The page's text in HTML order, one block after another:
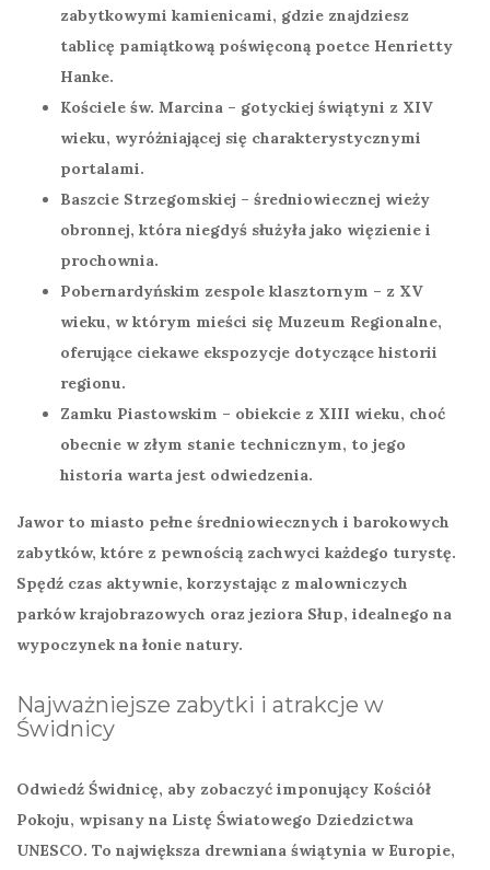
zabytkowymi kamienicami, gdzie znajdziesz
tablicę pamiątkową poświęconą poetce Henrietty
Hanke.
Kościele św. Marcina – gotyckiej świątyni z XIV
wieku, wyróżniającej się charakterystycznymi
portalami.
Baszcie Strzegomskiej – średniowiecznej wieży
obronnej, która niegdyś służyła jako więzienie i
prochownia.
Pobernardyńskim zespole klasztornym – z XV
wieku, w którym mieści się Muzeum Regionalne,
oferujące ciekawe ekspozycje dotyczące historii
regionu.
Zamku Piastowskim – obiekcie z XIII wieku, choć
obecnie w złym stanie technicznym, to jego
historia warta jest odwiedzenia.
Jawor to miasto pełne średniowiecznych i barokowych
zabytków, które z pewnością zachwyci każdego turystę.
Spędź czas aktywnie, korzystając z malowniczych
parków krajobrazowych oraz jeziora Słup, idealnego na
wypoczynek na łonie natury.
Najważniejsze zabytki i atrakcje w
Świdnicy
Odwiedź Świdnicę, aby zobaczyć imponujący Kościół
Pokoju, wpisany na Listę Światowego Dziedzictwa
UNESCO. To największa drewniana świątynia w Europie,